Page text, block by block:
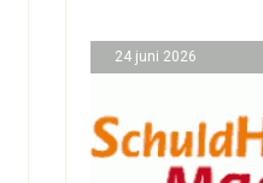
24 juni 2026